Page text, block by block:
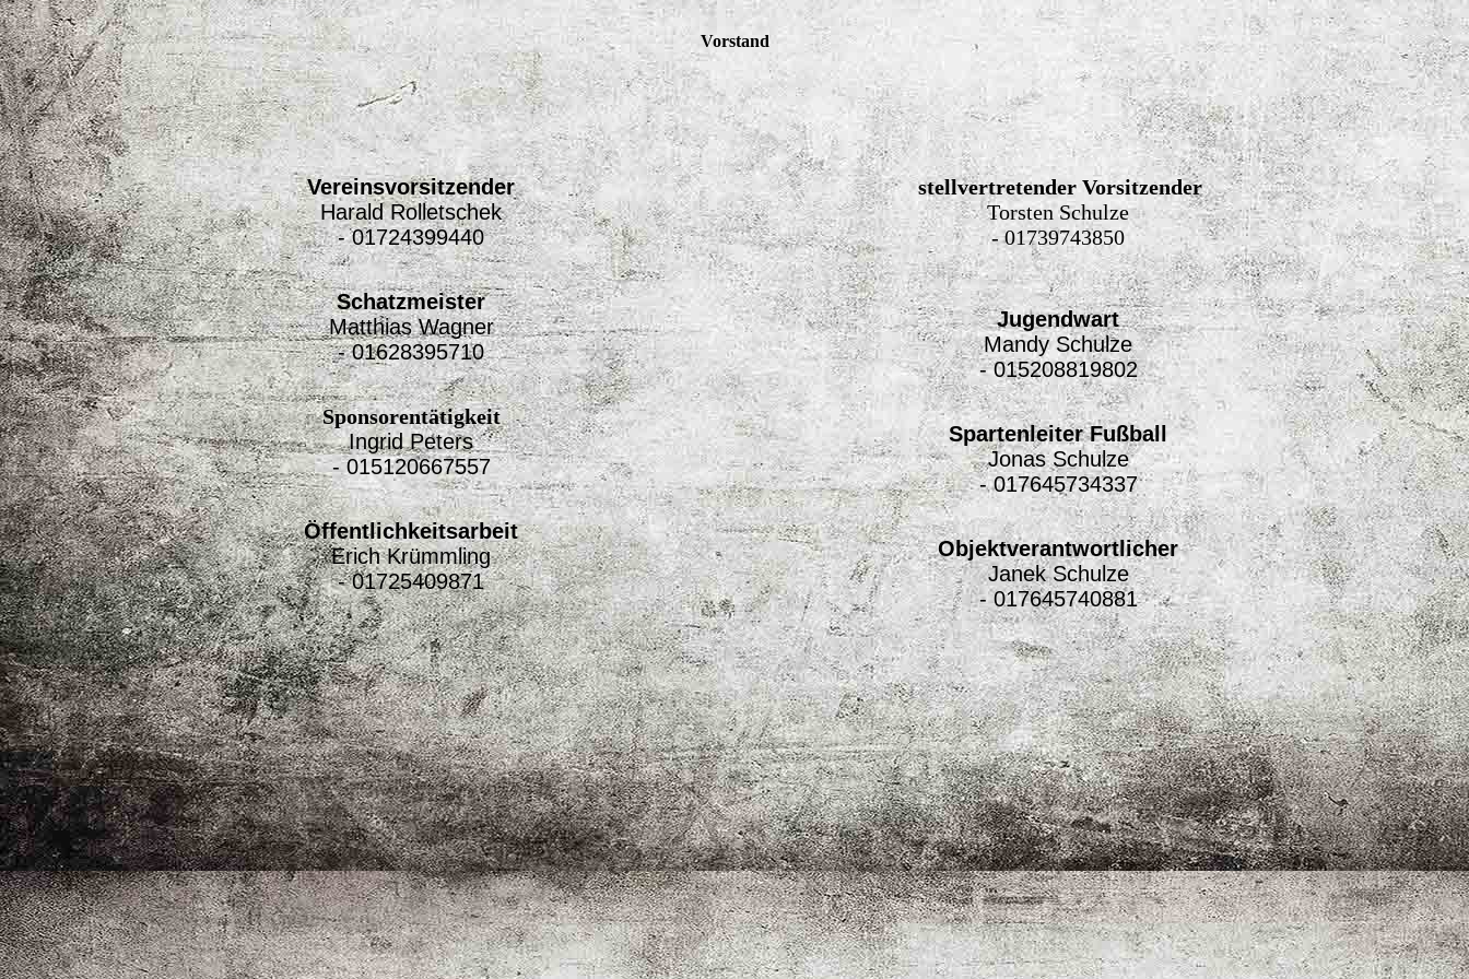
Vorstand
Vereinsvorsitzender
Harald Rolletschek
- 01724399440
Schatzmeister
Matthias Wagner
- 01628395710
Sponsorentätigkeit
Ingrid Peters
- 015120667557
Öffentlichkeitsarbeit
Erich Krümmling
- 01725409871
stellvertretender Vorsitzender
Torsten Schulze
-01739743850
Jugendwart
Mandy Schulze
- 015208819802
Spartenleiter Fußball
Jonas Schulze
- 017645734337
Objektverantwortlicher
Janek Schulze
- 017645740881